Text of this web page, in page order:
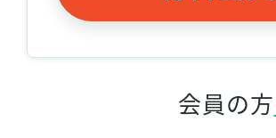
会員の方